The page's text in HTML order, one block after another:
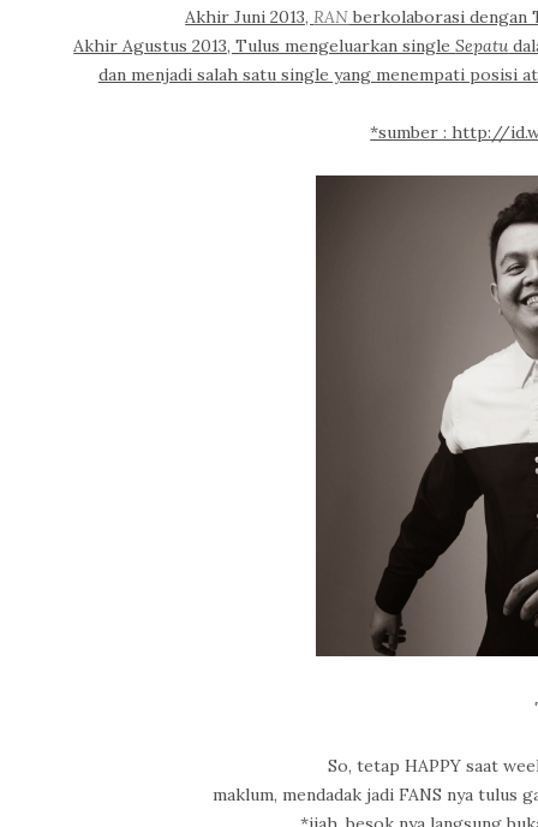
Akhir Juni 2013,RAN berkolaborasi dengan
Akhir Agustus 2013, Tulus mengeluarkan singleSepatu
dan menjadi salah satu single yang menempati posisi
*sumber : http://
So, tetap HAPPY saat
maklum, mendadak jadi FANS nya tulus